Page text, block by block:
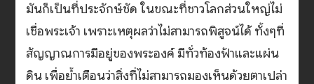
มันก็เป็นที่ประจักษ์ชัด ในขณะที่ชาวโลกส่วนใหญ่ไม่
เชื่อพระเจ้า เพราะเหตุผลว่าไม่สามารถพิสูจน์ได้ ทั้งๆที่
สัญญาณการมีอยู่ของพระองค์ มีทั่วท้องฟ้าและแผ่น
ดิน เพื่อย้ำเตือนว่าสิ่งที่ไม่สามารถมองเห็นด้วยตาเปล่า